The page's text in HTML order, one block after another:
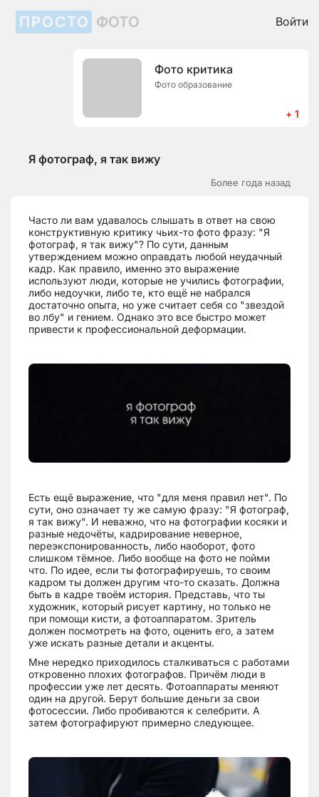
ПРОСТО ФОТО Войти
Фото критика
Фото образование
+ 1
Я фотограф, я так вижу
Более года назад
Часто ли вам удавалось слышать в ответ на свою
конструктивную критику чьих-то фото фразу: "Я
фотограф, я так вижу"? По сути, данным
утверждением можно оправдать любой неудачный
кадр. Как правило, именно это выражение
используют люди, которые не учились фотографии,
либо недоучки, либо те, кто ещё не набрался
достаточно опыта, но уже считает себя со "звездой
во лбу" и гением. Однако это все быстро может
привести к профессиональной деформации.
Есть ещё выражение, что "для меня правил нет". По
сути, оно означает ту же самую фразу: "Я фотограф,
я так вижу". И неважно, что на фотографии косяки и
разные недочёты, кадрирование неверное,
переэкспонированность, либо наоборот, фото
слишком тёмное. Либо вообще на фото не пойми
что. По идее, если ты фотографируешь, то своим
кадром ты должен другим что-то сказать. Должна
быть в кадре твоём история. Представь, что ты
художник, который рисует картину, но только не
при помощи кисти, а фотоаппаратом. Зритель
должен посмотреть на фото, оценить его, а затем
уже искать разные детали и акценты.
Мне нередко приходилось сталкиваться с работами
откровенно плохих фотографов. Причём люди в
профессии уже лет десять. Фотоаппараты меняют
один на другой. Берут большие деньги за свои
фотосессии. Либо пробиваются к селебрити. А
затем фотографируют примерно следующее.